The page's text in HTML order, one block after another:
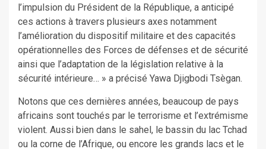
l’impulsion du Président de la République, a anticipé
ces actions à travers plusieurs axes notamment
l’amélioration du dispositif militaire et des capacités
opérationnelles des Forces de défenses et de sécurité
ainsi que l’adaptation de la législation relative à la
sécurité intérieure… » a précisé Yawa Djigbodi Tsègan.
Notons que ces dernières années, beaucoup de pays
africains sont touchés par le terrorisme et l’extrémisme
violent. Aussi bien dans le sahel, le bassin du lac Tchad
ou la corne de l’Afrique, ou encore les grands lacs et le